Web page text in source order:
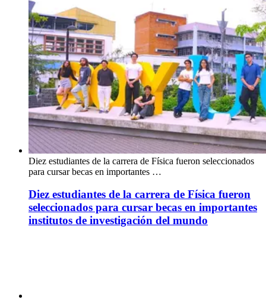
Diez estudiantes de la carrera de Física fueron seleccionados
para cursar becas en importantes …
Diez estudiantes de la carrera de Física fueron
seleccionados para cursar becas en importantes
institutos de investigación del mundo